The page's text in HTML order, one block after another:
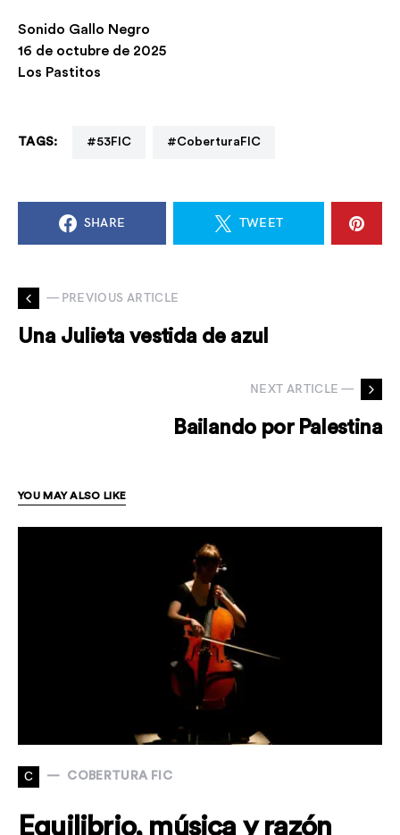
Sonido Gallo Negro
16 de octubre de 2025
Los Pastitos
TAGS: #53FIC #CoberturaFIC
SHARE TWEET
— PREVIOUS ARTICLE
Una Julieta vestida de azul
NEXT ARTICLE —
Bailando por Palestina
YOU MAY ALSO LIKE
C COBERTURA FIC
Equilibrio, música y razón